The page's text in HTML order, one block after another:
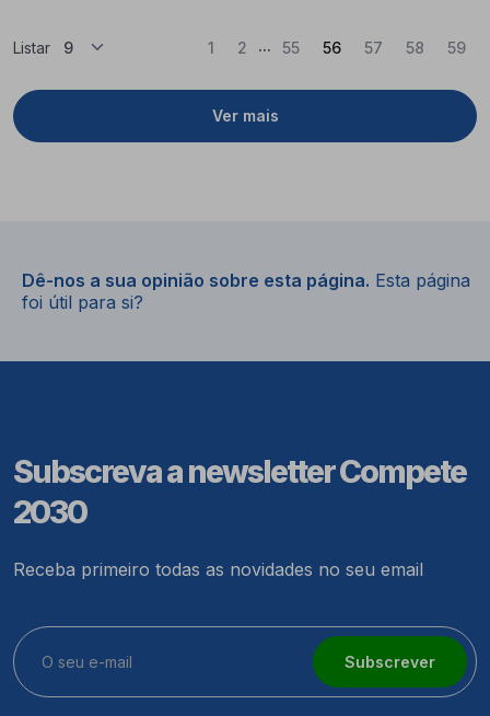
Listar
Ver mais
1 2 ... 55 56(Atual)
57 58 59
Dê-nos a sua opinião sobre esta página. Esta página
foi útil para si?
Subscreva a newsletter Compete
2030
Receba primeiro todas as novidades no seu email
Subscrever